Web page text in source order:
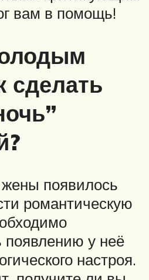
вам в помощь!
сделать
появилось
романтическую
появлению у неё
настроя.